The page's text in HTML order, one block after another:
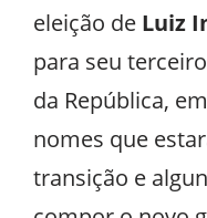
eleição de Luiz
para seu
da República,
nomes que
transição e